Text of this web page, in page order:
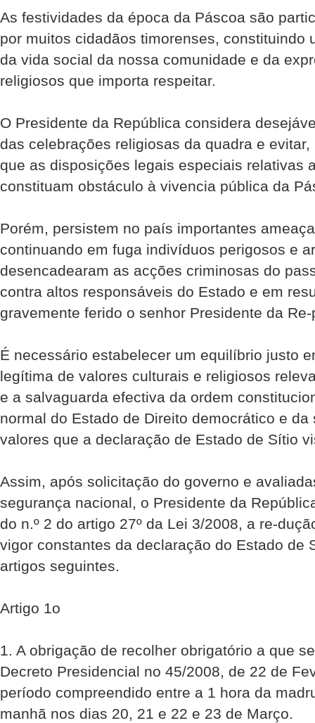
As festividades da época da Páscoa são
por muitos cidadãos timorenses, constituindo
da vida social da nossa comunidade e da
religiosos que importa respeitar.
O Presidente da República considera
das celebrações religiosas da quadra e
que as disposições legais especiais relativas
constituam obstáculo à vivencia pública da
Porém, persistem no país importantes
continuando em fuga indivíduos perigosos e
desencadearam as acções criminosas do
contra altos responsáveis do Estado e em
gravemente ferido o senhor Presidente da
É necessário estabelecer um equilíbrio justo
legítima de valores culturais e religiosos
e a salvaguarda efectiva da ordem
normal do Estado de Direito democrático e
valores que a declaração de Estado de Sítio
Assim, após solicitação do governo e
segurança nacional, o Presidente da
do n.º 2 do artigo 27º da Lei 3/2008, a re-
vigor constantes da declaração do Estado de
artigos seguintes.
Artigo 1o
1. A obrigação de recolher obrigatório a que
Decreto Presidencial no 45/2008, de 22 de
período compreendido entre a 1 hora da
manhã nos dias 20, 21 e 22 e 23 de Março.